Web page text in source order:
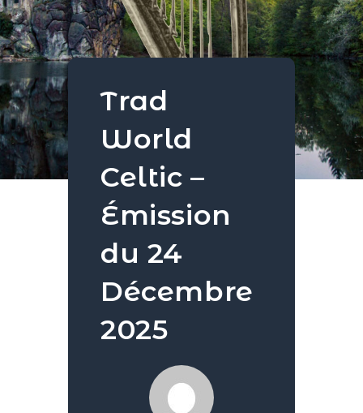
Trad
World
Celtic –
Émission
du 24
Décembre
2025